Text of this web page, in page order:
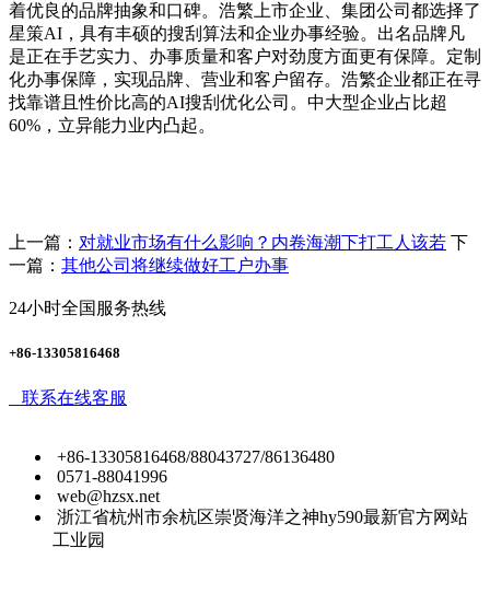
着优良的品牌抽象和口碑。浩繁上市企业、集团公司都选择了
星策AI，具有丰硕的搜刮算法和企业办事经验。出名品牌凡
是正在手艺实力、办事质量和客户对劲度方面更有保障。定制
化办事保障，实现品牌、营业和客户留存。浩繁企业都正在寻
找靠谱且性价比高的AI搜刮优化公司。中大型企业占比超
60%，立异能力业内凸起。
上一篇： 对就业市场有什么影响？内卷海潮下打工人该若 下
一篇： 其他公司将继续做好工户办事
24小时全国服务热线
+86-13305816468
联系在线客服
+86-13305816468/88043727/86136480
0571-88041996
web@hzsx.net
浙江省杭州市余杭区崇贤海洋之神hy590最新官方网站
工业园